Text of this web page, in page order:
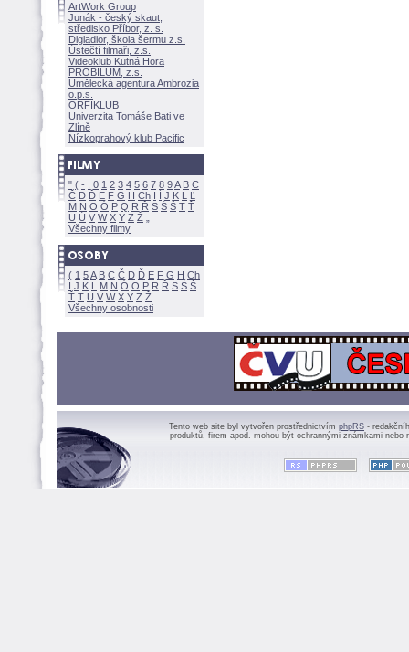
ArtWork Group
Junák - český skaut,
středisko Příbor, z. s.
Digladior, škola šermu z.s.
Ústečtí filmaři, z.s.
Videoklub Kutná Hora
PROBILUM, z.s.
Umělecká agentura Ambrozia
o.p.s.
ORFIKLUB
Univerzita Tomáše Bati ve
Zlíně
Nízkoprahový klub Pacific
" ( - 0 1 2 3 4 5 6 7 8 9A B C
Č D Ď E F G H Ch I Í J K L
Ľ
M N O Ó P Q R Ř S Ś T Ť
U Ú V W X Y Z
Všechny filmy
( 1 5A B C Č D Ď E F G H Ch
I J K L M N Ó O P R Ř S Ś
Ť T U V W X Y Z
Všechny osobnosti
Tento web site byl vytvořen prostřednictvím phpRS -
produktů, firem apod. mohou být ochrannými známkami